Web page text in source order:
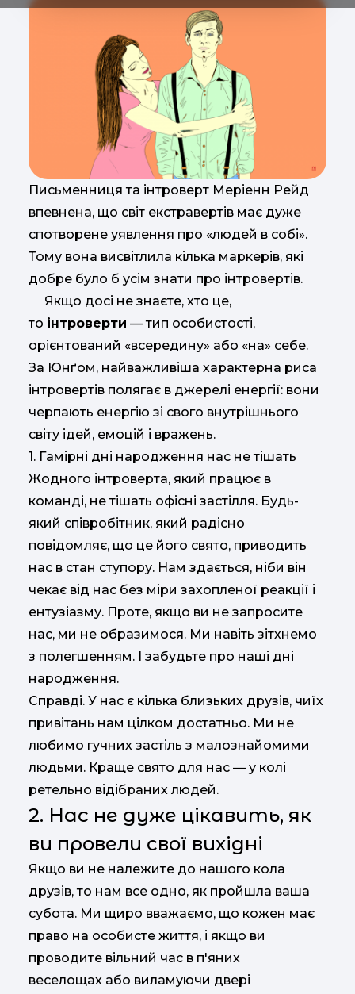
Письменниця та інтроверт Меріенн Рейд
впевнена, що світ екстравертів має дуже
спотворене уявлення про «людей в собі».
Тому вона висвітлила кілька маркерів, які
добре було б усім знати про інтровертів.
Якщо досі не знаєте, хто це,
то інтроверти — тип особистості,
орієнтований «всередину» або «на» себе.
За Юнґом, найважливіша характерна риса
інтровертів полягає в джерелі енергії: вони
черпають енергію зі свого внутрішнього
світу ідей, емоцій і вражень.
1. Гамірні дні народження нас не тішать
Жодного інтроверта, який працює в
команді, не тішать офісні застілля. Будь-
який співробітник, який радісно
повідомляє, що це його свято, приводить
нас в стан ступору. Нам здається, ніби він
чекає від нас без міри захопленої реакції і
ентузіазму. Проте, якщо ви не запросите
нас, ми не образимося. Ми навіть зітхнемо
з полегшенням. І забудьте про наші дні
народження.
Справді. У нас є кілька близьких друзів, чиїх
привітань нам цілком достатньо. Ми не
любимо гучних застіль з малознайомими
людьми. Краще свято для нас — у колі
ретельно відібраних людей.
2. Нас не дуже цікавить, як
ви провели свої вихідні
Якщо ви не належите до нашого кола
друзів, то нам все одно, як пройшла ваша
субота. Ми щиро вважаємо, що кожен має
право на особисте життя, і якщо ви
проводите вільний час в п'яних
веселощах або виламуючи двері